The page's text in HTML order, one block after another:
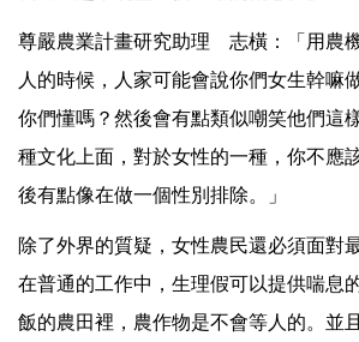
尊嚴農業計畫研究助理 志橫：「用農
人的時候，人家可能會說你們女生幹嘛
你們懂嗎？然後會有點類似嘲笑他們這
種文化上面，對於女性的一種，你不應
後有點像在做一個性別排除。」
除了外界的質疑，女性農民還必須面對
在普通的工作中，生理假可以提供喘息
飯的農田裡，農作物是不會等人的。並